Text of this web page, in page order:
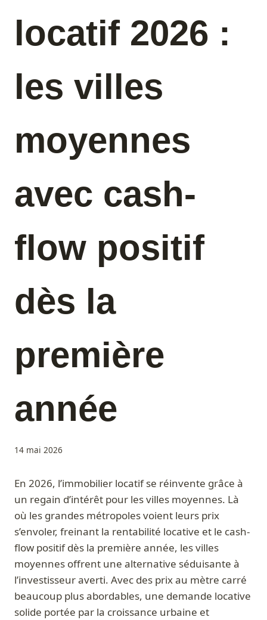
locatif 2026 :
les villes
moyennes
avec cash-
flow positif
dès la
première
année
14 mai 2026
En 2026, l’immobilier locatif se réinvente grâce à
un regain d’intérêt pour les villes moyennes. Là
où les grandes métropoles voient leurs prix
s’envoler, freinant la rentabilité locative et le cash-
flow positif dès la première année, les villes
moyennes offrent une alternative séduisante à
l’investisseur averti. Avec des prix au mètre carré
beaucoup plus abordables, une demande locative
solide portée par la croissance urbaine et